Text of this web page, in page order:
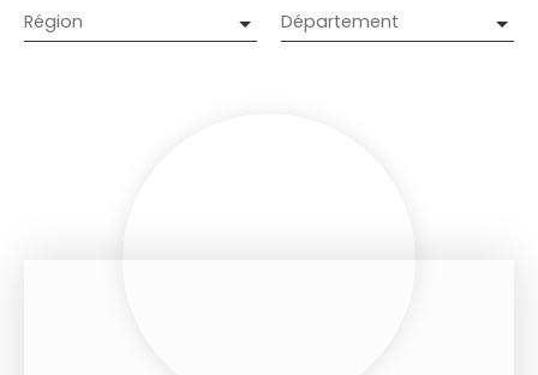
Région Département